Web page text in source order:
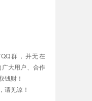
群，并无在
大用户、合作
钱财！
请见谅！